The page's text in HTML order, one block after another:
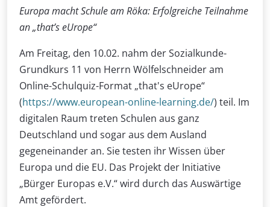
Europa macht Schule am Röka: Erfolgreiche Teilnahme
an „that’s eUrope“
Am Freitag, den 10.02. nahm der Sozialkunde-
Grundkurs 11 von Herrn Wölfelschneider am
Online-Schulquiz-Format „that's eUrope“
(https://www.european-online-learning.de/) teil. Im
digitalen Raum treten Schulen aus ganz
Deutschland und sogar aus dem Ausland
gegeneinander an. Sie testen ihr Wissen über
Europa und die EU. Das Projekt der Initiative
„Bürger Europas e.V.“ wird durch das Auswärtige
Amt gefördert.